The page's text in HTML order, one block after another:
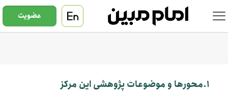
عضویت
1.محورها و موضوعات پژوهشی این مرکز